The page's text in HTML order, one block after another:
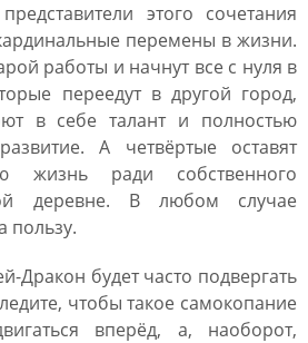
представители этого сочетания
перемены в жизни.
работы и начнут все с нуля в
переедут в другой город,
в себе талант и полностью
А четвёртые оставят
жизнь ради собственного
деревне. В любом случае
пользу.
Дракон будет часто подвергать
чтобы такое самокопание
вперёд, а, наоборот,